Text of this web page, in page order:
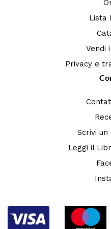
Lista
Vendi
Privacy e
Scrivi un
Leggi il